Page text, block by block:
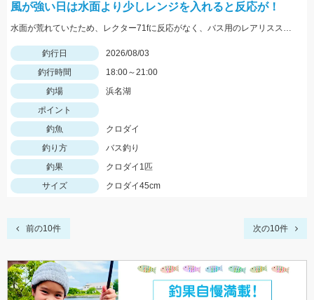
風が強い日は水面より少しレンジを入れると反応が！
水面が荒れていたため、レクター71fに反応がなく、バス用のレアリススピンベイでレンジを少し入れてスローに巻いてくると当たり多数。サイズは選べないですが今回の様なサイズも釣れます。
釣行日
2026/08/03
釣行時間
18:00～21:00
釣場
浜名湖
ポイント
釣魚
クロダイ
釣り方
バス釣り
釣果
クロダイ1匹
サイズ
クロダイ45cm
前の10件 次の10件